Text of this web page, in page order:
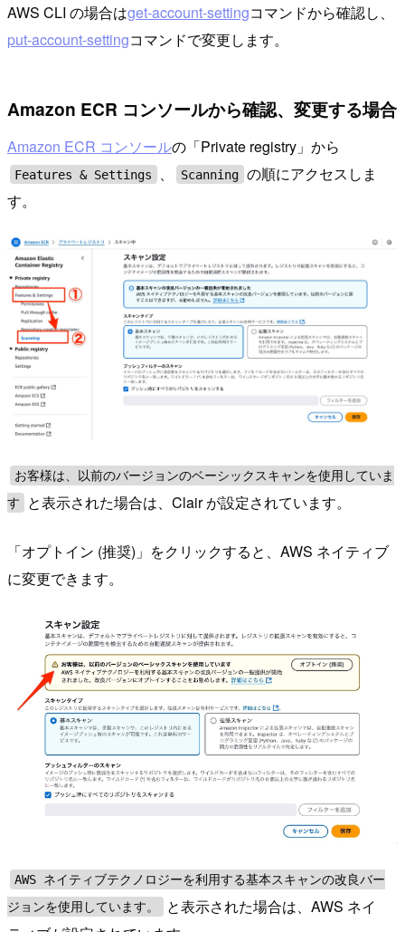
AWS CLI の場合はget-account-settingコマンドから確認し、
put-account-settingコマンドで変更します。
Amazon ECR コンソールから確認、変更する場合
Amazon ECR コンソールの「Private registry」から
Features & Settings 、 Scanning の順にアクセスしま
す。
お客様は、以前のバージョンのベーシックスキャンを使用していま
す
と表示された場合は、Clair が設定されています。
「オプトイン (推奨)」をクリックすると、AWS ネイティブ
に変更できます。
AWS ネイティブテクノロジーを利用する基本スキャンの改良バー
ジョンを使用しています。
と表示された場合は、AWS ネイ